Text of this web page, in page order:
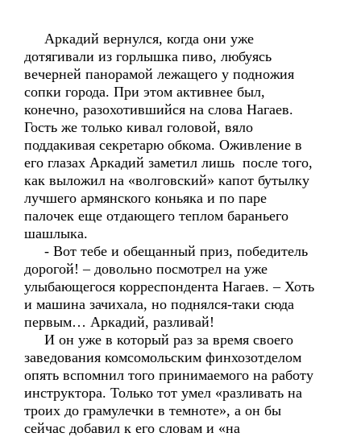
Аркадий вернулся, когда они уже
дотягивали из горлышка пиво, любуясь
вечерней панорамой лежащего у подножия
сопки города. При этом активнее был,
конечно, разохотившийся на слова Нагаев.
Гость же только кивал головой, вяло
поддакивая секретарю обкома. Оживление в
его глазах Аркадий заметил лишь после того,
как выложил на «волговский» капот бутылку
лучшего армянского коньяка и по паре
палочек еще отдающего теплом бараньего
шашлыка.
- Вот тебе и обещанный приз, победитель
дорогой! – довольно посмотрел на уже
улыбающегося корреспондента Нагаев. – Хоть
и машина зачихала, но поднялся-таки сюда
первым… Аркадий, разливай!
И он уже в который раз за время своего
заведования комсомольским финхозотделом
опять вспомнил того принимаемого на работу
инструктора. Только тот умел «разливать на
троих до грамулечки в темноте», а он бы
сейчас добавил к его словам и «на